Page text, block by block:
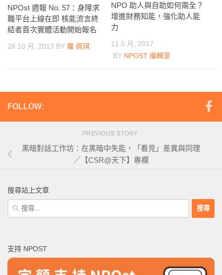
NPOst 週報 No. 57：身障求
職平台上線在即 核能流言終
結者首次實體活動開始報名
28 10 月, 2013 BY 羅 佩琪
NPO 助人與自助如何兩全？
增進財務知能，強化助人能
力
11 5 月, 2017
BY NPOST 編輯室
FOLLOW:
PREVIOUS STORY
黑暗對話工作坊：在黑暗中失能，「看見」差異與同理
／【CSR@天下】專欄
搜尋站上文章
搜
尋
字:
支持 NPOST